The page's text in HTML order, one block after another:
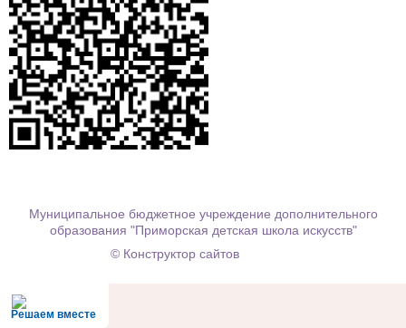
Муниципальное бюджетное учреждение дополнительного
образования "Приморская детская школа искусств"
© Конструктор сайтов
Решаем вместе